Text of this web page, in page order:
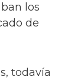
los
de
todavía